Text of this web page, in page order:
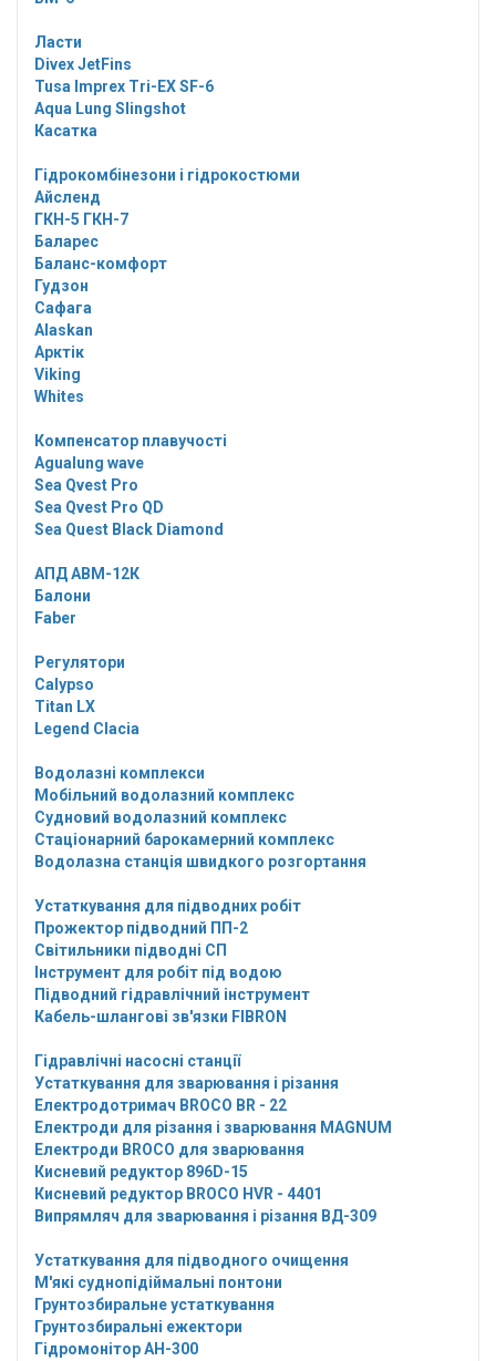
Ласти
Divex JetFins
Tusa Imprex Tri-EX SF-6
Aqua Lung Slingshot
Касатка
Гідрокомбінезони і гідрокостюми
Айсленд
ГКН-5 ГКН-7
Баларес
Баланс-комфорт
Гудзон
Сафага
Alaskan
Арктік
Viking
Whites
Компенсатор плавучості
Agualung wave
Sea Qvest Pro
Sea Qvest Pro QD
Sea Quest Black Diamond
АПД АВМ-12К
Балони
Faber
Регулятори
Calypso
Titan LX
Legend Clacia
Водолазні комплекси
Мобільний водолазний комплекс
Судновий водолазний комплекс
Стаціонарний барокамерний комплекс
Водолазна станція швидкого розгортання
Устаткування для підводних робіт
Прожектор підводний ПП-2
Світильники підводні СП
Інструмент для робіт під водою
Підводний гідравлічний інструмент
Кабель-шлангові зв'язки FIBRON
Гідравлічні насосні станції
Устаткування для зварювання і різання
Електродотримач BROCO BR - 22
Електроди для різання і зварювання MAGNUM
Електроди BROCO для зварювання
Кисневий редуктор 896D-15
Кисневий редуктор BROCO HVR - 4401
Випрямляч для зварювання і різання ВД-309
Устаткування для підводного очищення
М'які суднопідіймальні понтони
Грунтозбиральне устаткування
Грунтозбиральні ежектори
Гідромонітор АН-300